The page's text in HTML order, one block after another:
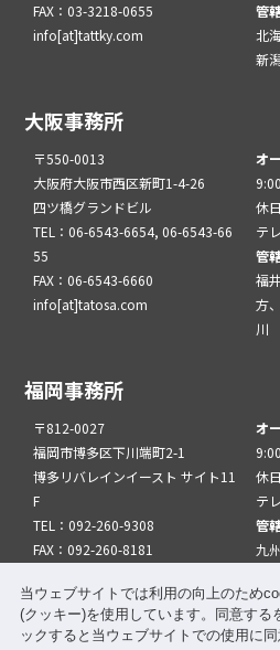
当ウェブサイトでは利用の向上のため
(クッキー)を使用しています。同意する
ックすると当ウェブサイトでの使用に
FAX：03-3218-0655
info[at]tattky.com
管
北
新
大阪事務所
〒550-0013
大阪府大阪市西区新町1-4-26
四ツ橋グランドビル
TEL：06-6543-6654, 06-6543-66
55
FAX：06-6543-6660
info[at]tatosa.com
オ
休
テ
管
福
方
川
福岡事務所
〒812-0027
福岡市博多区下川端町2-1
博多リバレインイースト サイト11
F
TEL：092-260-9308
FAX：092-260-8181
オ
休
テ
管
九